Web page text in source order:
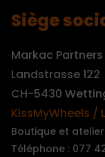
Siège
Markac Partners
Landstrasse 122
CH-5430
KissMyWheels /
Boutique et atelier
Téléphone : 077